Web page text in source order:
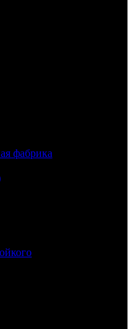
фабрика